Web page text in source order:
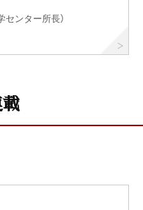
ンター所長）